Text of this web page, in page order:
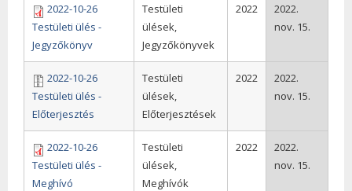
2022-10-26
Testületi ülés -
Jegyzőkönyv
Testületi
ülések,
Jegyzőkönyvek
2022
2022.
nov. 15.
2022-10-26
Testületi ülés -
Előterjesztés
Testületi
ülések,
Előterjesztések
2022
2022.
nov. 15.
2022-10-26
Testületi ülés -
Meghívó
Testületi
ülések,
Meghívók
2022
2022.
nov. 15.